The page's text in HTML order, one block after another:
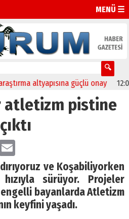
MENÜ ☰
altyapısına güçlü onay 12:04
atletizm pistine
çıktı
Email
ve Koşabiliyorken
sürüyor. Projeler
bayanlarda Atletizm
keyfini yaşadı.